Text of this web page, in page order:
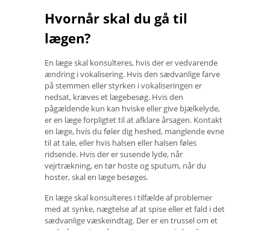
Hvornår skal du gå til
lægen?
En læge skal konsulteres, hvis der er vedvarende
ændring i vokalisering. Hvis den sædvanlige farve
på stemmen eller styrken i vokaliseringen er
nedsat, kræves et lægebesøg. Hvis den
pågældende kun kan hviske eller give bjælkelyde,
er en læge forpligtet til at afklare årsagen. Kontakt
en læge, hvis du føler dig heshed, manglende evne
til at tale, eller hvis halsen eller halsen føles
ridsende. Hvis der er susende lyde, når
vejrtrækning, en tør hoste og sputum, når du
hoster, skal en læge besøges.
En læge skal konsulteres i tilfælde af problemer
med at synke, nægtelse af at spise eller et fald i det
sædvanlige væskeindtag. Der er en trussel om et